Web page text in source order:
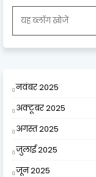
नवंबर 2025
अक्टूबर 2025
अगस्त 2025
जुलाई 2025
जून 2025